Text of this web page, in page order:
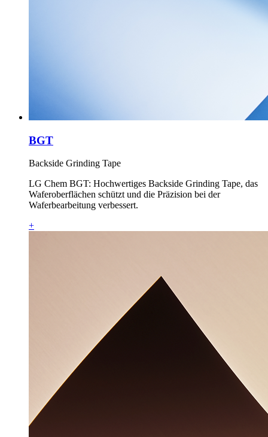
BGT
Backside Grinding Tape
LG Chem BGT: Hochwertiges Backside Grinding Tape, das
Waferoberflächen schützt und die Präzision bei der
Waferbearbeitung verbessert.
+